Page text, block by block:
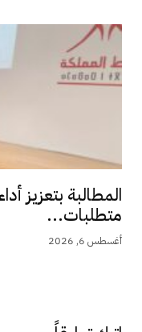
المطالبة بتعزيز
متطلبات...
أغسطس 6, 2026